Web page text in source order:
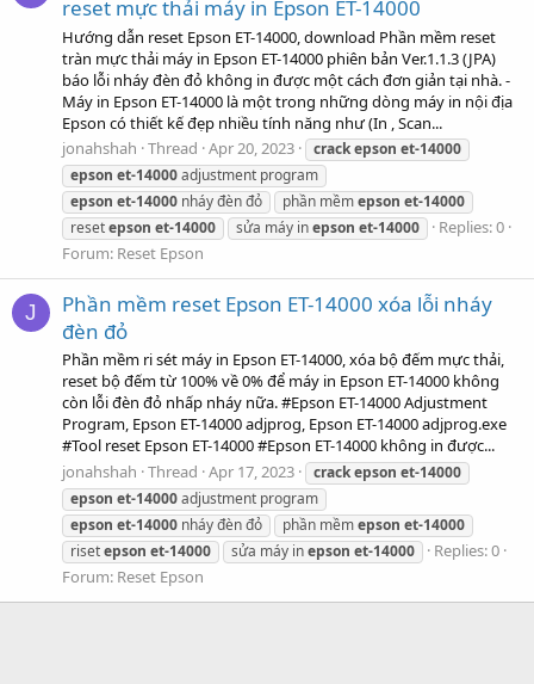
reset mực thải máy in Epson ET-14000
Hướng dẫn reset Epson ET-14000, download Phần mềm reset
tràn mực thải máy in Epson ET-14000 phiên bản Ver.1.1.3 (JPA)
báo lỗi nháy đèn đỏ không in được một cách đơn giản tại nhà. -
Máy in Epson ET-14000 là một trong những dòng máy in nội địa
Epson có thiết kế đẹp nhiều tính năng như (In , Scan...
jonahshah Thread Apr 20, 2023 crackepson et-14000
epson et-14000adjustment program
epson et-14000 nháy đèn đỏ phần mềmepson et-14000
resetepson et-14000 sửa máy inepson et-14000
Replies: 0
Forum: Reset Epson
J
Phần mềm reset Epson ET-14000 xóa lỗi nháy
đèn đỏ
Phần mềm ri sét máy in Epson ET-14000, xóa bộ đếm mực thải,
reset bộ đếm từ 100% về 0% để máy in Epson ET-14000 không
còn lỗi đèn đỏ nhấp nháy nữa. #Epson ET-14000 Adjustment
Program, Epson ET-14000 adjprog, Epson ET-14000 adjprog.exe
#Tool reset Epson ET-14000 #Epson ET-14000 không in được...
jonahshah Thread Apr 17, 2023 crackepson et-14000
epson et-14000adjustment program
epson et-14000 nháy đèn đỏ phần mềmepson et-14000
risetepson et-14000 sửa máy inepson et-14000
Replies: 0
Forum: Reset Epson